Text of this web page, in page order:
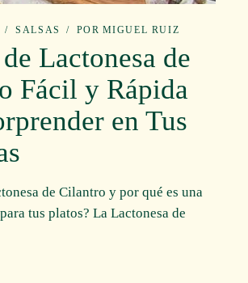
SALSAS POR MIGUEL RUIZ
Lactonesa de
Fácil y Rápida
en Tus
de Cilantro y por qué es una
tus platos? La Lactonesa de